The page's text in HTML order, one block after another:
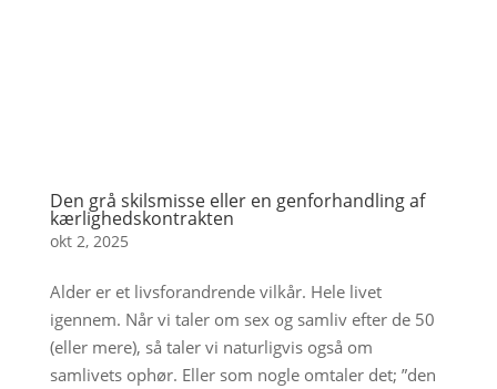
Den grå skilsmisse eller en genforhandling af
kærlighedskontrakten
okt 2, 2025
Alder er et livsforandrende vilkår. Hele livet
igennem. Når vi taler om sex og samliv efter de 50
(eller mere), så taler vi naturligvis også om
samlivets ophør. Eller som nogle omtaler det; ”den